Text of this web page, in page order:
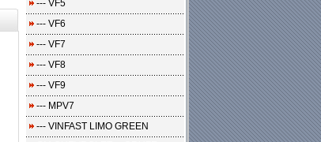
--- VF5
--- VF6
--- VF7
--- VF8
--- VF9
--- MPV7
--- VINFAST LIMO GREEN